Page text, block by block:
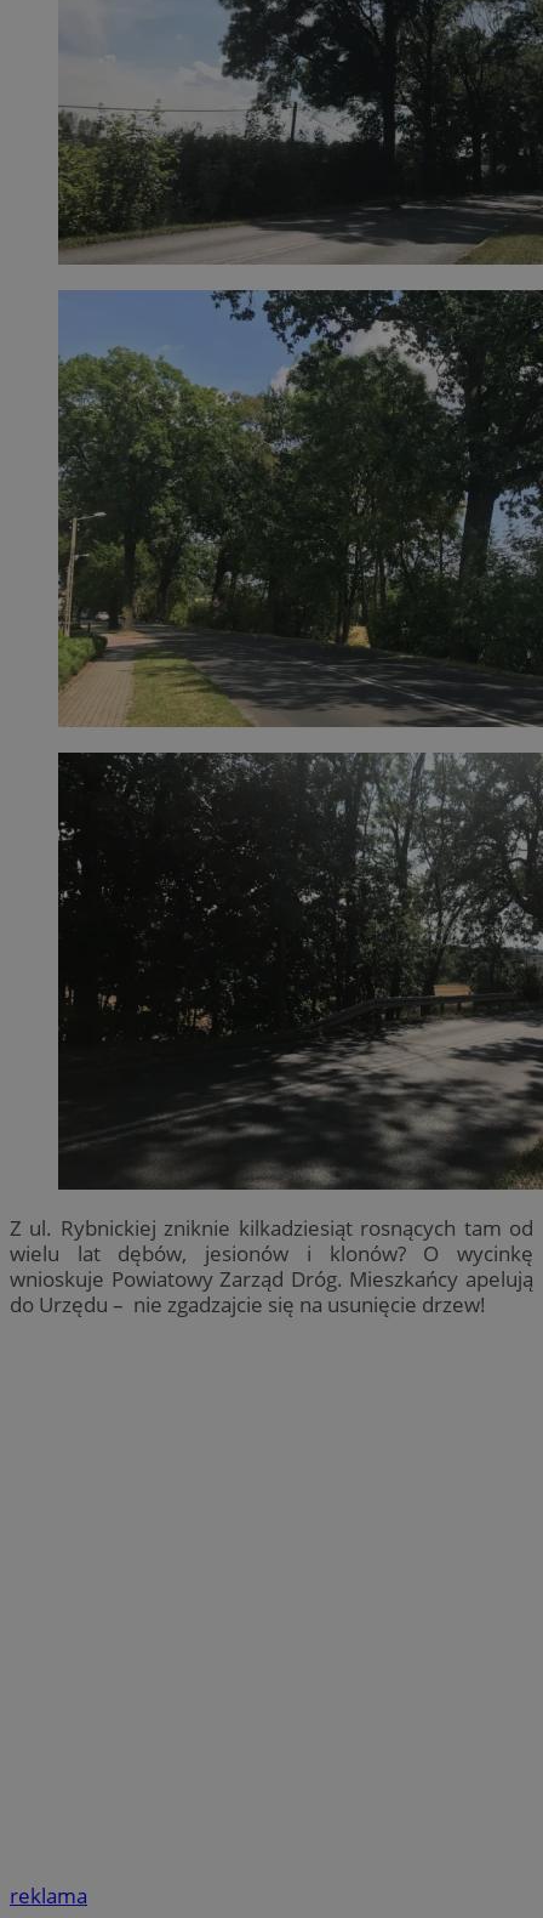
Z ul. Rybnickiej zniknie kilkadziesiąt rosnących tam od
wielu lat dębów, jesionów i klonów? O wycinkę
wnioskuje Powiatowy Zarząd Dróg. Mieszkańcy apelują
do Urzędu – nie zgadzajcie się na usunięcie drzew!
reklama